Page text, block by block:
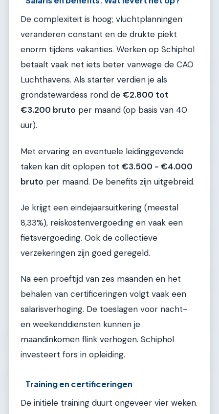
De complexiteit is hoog; vluchtplanningen
veranderen constant en de drukte piekt
enorm tijdens vakanties. Werken op Schiphol
betaalt vaak net iets beter vanwege de CAO
Luchthavens. Als starter verdien je als
grondstewardess rond de €2.800 tot
€3.200 bruto per maand (op basis van 40
uur).
Met ervaring en eventuele leidinggevende
taken kan dit oplopen tot €3.500 - €4.000
bruto per maand. De benefits zijn uitgebreid.
Je krijgt een eindejaarsuitkering (meestal
8,33%), reiskostenvergoeding en vaak een
fietsvergoeding. Ook de collectieve
verzekeringen zijn goed geregeld.
Na een proeftijd van zes maanden en het
behalen van certificeringen volgt vaak een
salarisverhoging. De toeslagen voor nacht-
en weekenddiensten kunnen je
maandinkomen flink verhogen. Schiphol
investeert fors in opleiding.
Training en certificeringen
De initiële training duurt ongeveer vier weken.